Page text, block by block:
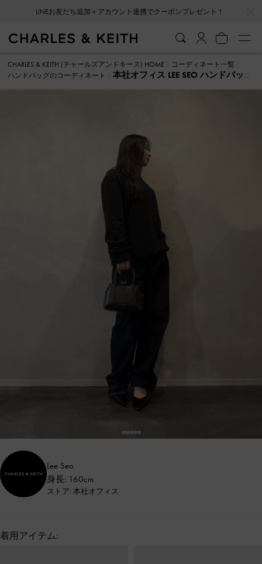
LINEお友だち追加＋アカウント連携でクーポンプレゼント！
CHARLES & KEITH (チャールズアンドキース) HOME
コーディネート一覧
ハンドバッグのコーディネート
本社オフィス LEE SEO ハンドバッグ
Lee Seo
身長: 160cm
ストア: 本社オフィス
着用アイテム: